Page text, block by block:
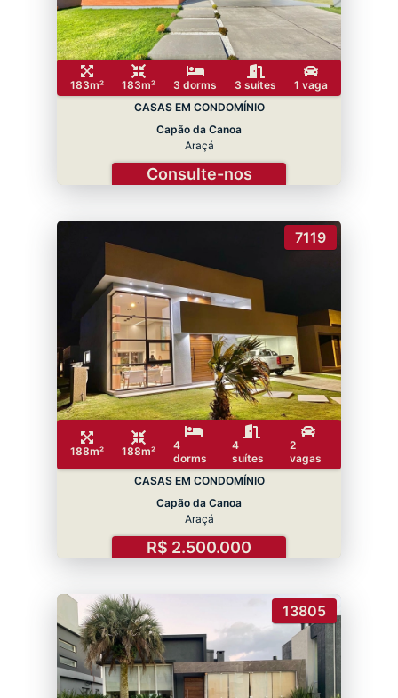
183m² 183m² 3 dorms 3 suítes
1 vaga
CASAS EM CONDOMÍNIO
Capão da Canoa
Araçá
Consulte-nos
7119
188m² 188m²
4
dorms
4
suítes
2
vagas
CASAS EM CONDOMÍNIO
Capão da Canoa
Araçá
R$ 2.500.000
13805